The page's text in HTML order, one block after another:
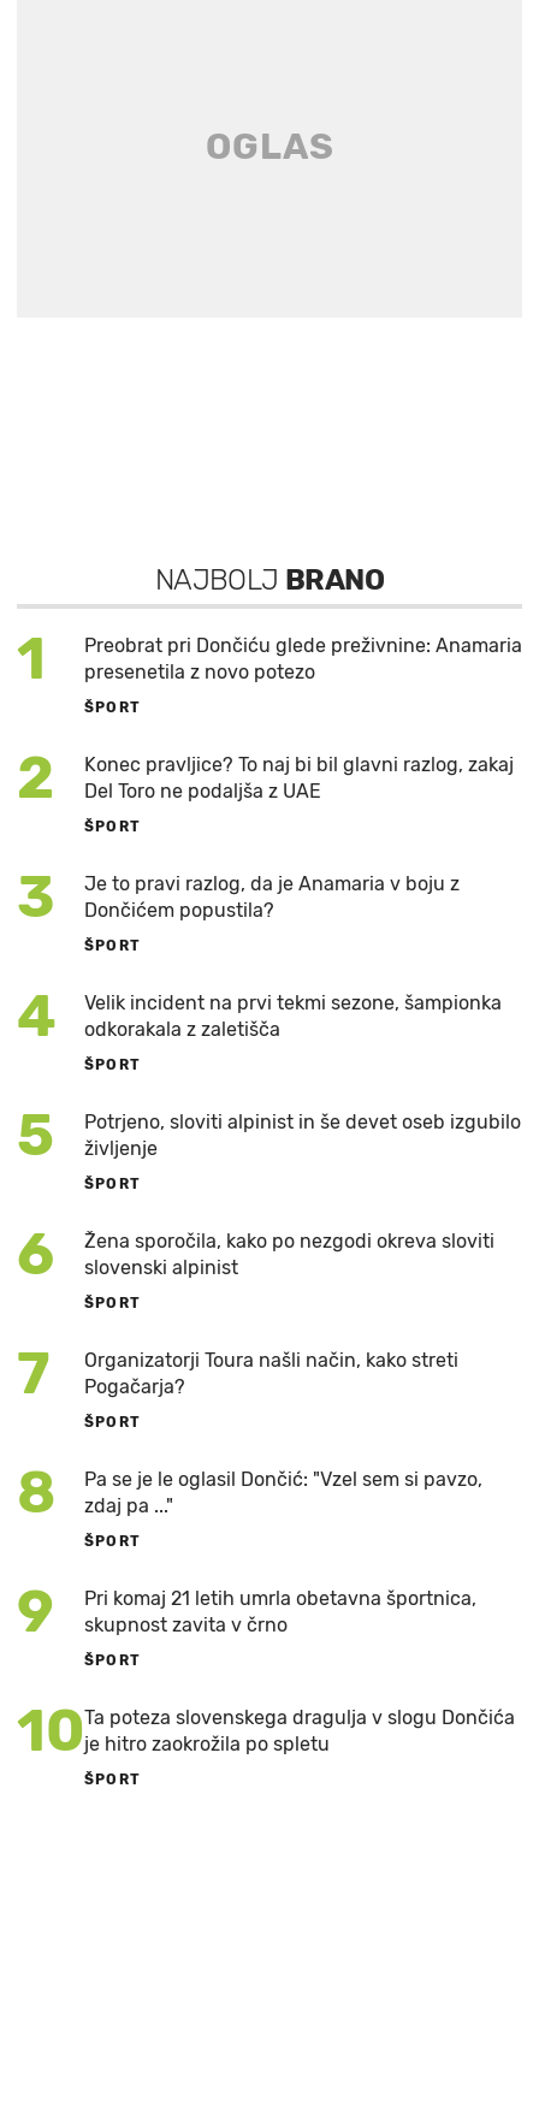
NAJBOLJ BRANO
1
Preobrat pri Dončiću glede preživnine: Anamaria
presenetila z novo potezo
ŠPORT
2
Konec pravljice? To naj bi bil glavni razlog, zakaj
Del Toro ne podaljša z UAE
ŠPORT
3
Je to pravi razlog, da je Anamaria v boju z
Dončićem popustila?
ŠPORT
4
Velik incident na prvi tekmi sezone, šampionka
odkorakala z zaletišča
ŠPORT
5
Potrjeno, sloviti alpinist in še devet oseb izgubilo
življenje
ŠPORT
6
Žena sporočila, kako po nezgodi okreva sloviti
slovenski alpinist
ŠPORT
7
Organizatorji Toura našli način, kako streti
Pogačarja?
ŠPORT
8
Pa se je le oglasil Dončić: "Vzel sem si pavzo,
zdaj pa ..."
ŠPORT
9
Pri komaj 21 letih umrla obetavna športnica,
skupnost zavita v črno
ŠPORT
10Ta poteza slovenskega dragulja v slogu Dončića
je hitro zaokrožila po spletu
ŠPORT